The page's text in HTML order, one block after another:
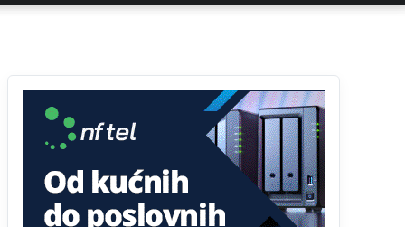
Анонимно2818605
Prema zvaničnim podacima Agencije za statistiku
BiH, u Bosni i Hercegovini je 1.229.972 građana
informatički nepismeno, što čini 38,7% ukupnog
stanovništva starijeg od 10 godina
Анонимно2818605 11:30